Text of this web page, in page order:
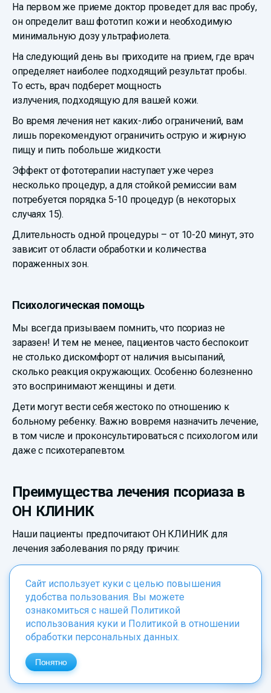
На первом же приеме доктор проведет для вас пробу,
он определит ваш фототип кожи и необходимую
минимальную дозу ультрафиолета.
На следующий день вы приходите на прием, где врач
определяет наиболее подходящий результат пробы.
То есть, врач подберет мощность
излучения, подходящую для вашей кожи.
Во время лечения нет каких-либо ограничений, вам
лишь порекомендуют ограничить острую и жирную
пищу и пить побольше жидкости.
Эффект от фототерапии наступает уже через
несколько процедур, а для стойкой ремиссии вам
потребуется порядка 5-10 процедур (в некоторых
случаях 15).
Длительность одной процедуры – от 10-20 минут, это
зависит от области обработки и количества
пораженных зон.
Психологическая помощь
Мы всегда призываем помнить, что псориаз не
заразен! И тем не менее, пациентов часто беспокоит
не столько дискомфорт от наличия высыпаний,
сколько реакция окружающих. Особенно болезненно
это воспринимают женщины и дети.
Дети могут вести себя жестоко по отношению к
больному ребенку. Важно вовремя назначить лечение,
в том числе и проконсультироваться с психологом или
даже с психотерапевтом.
Преимущества лечения псориаза в
ОН КЛИНИК
Наши пациенты предпочитают ОН КЛИНИК для
лечения заболевания по ряду причин:
Опытные врачи дерматологи-косметологи;
Устранение как дерматологических, так и
косметологических проблем одновременно;
Инновационные методы лечения, в частности, с
помощью лазерной системы Эксилайт;
Самые современные методы исследований;
Сайт использует куки с целью повышения
удобства пользования. Вы можете
ознакомиться с нашей Политикой
использования куки и Политикой в отношении
обработки персональных данных.
Понятно